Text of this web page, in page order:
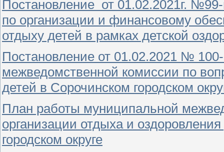
Постановление от 01.02.2021г.
по организации и финансовому
отдыху детей в рамках детской
Постановление от 01.02.2021 №
межведомственной комиссии по
детей в Сорочинском городском
План работы муниципальной
организации отдыха и
городском округе